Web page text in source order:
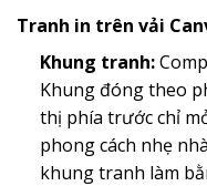
Tranh in trên vải
Khung tranh:
Khung đóng theo
thị phía trước chỉ
phong cách nhẹ
khung tranh làm